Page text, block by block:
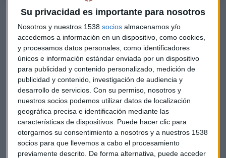
Su privacidad es importante para nosotros
Nosotros y nuestros 1538 socios almacenamos y/o
accedemos a información en un dispositivo, como cookies,
y procesamos datos personales, como identificadores
únicos e información estándar enviada por un dispositivo
para publicidad y contenido personalizado, medición de
publicidad y contenido, investigación de audiencia y
desarrollo de servicios. Con su permiso, nosotros y
nuestros socios podemos utilizar datos de localización
geográfica precisa e identificación mediante las
características de dispositivos. Puede hacer clic para
otorgarnos su consentimiento a nosotros y a nuestros 1538
socios para que llevemos a cabo el procesamiento
previamente descrito. De forma alternativa, puede acceder
Atrys Health: "El BME Growth se ha quedado estrecho para
nuestras operaciones"
HAYS: "España juega un papel determinante en la
tecnología"
Entre las primeras diez compañías en
inversión en i+d del mundo
A nivel global, lascuentas de la compañía han escalado
un 9%y el beneficio se ha mantenido estable con un ligero
descenso del 1%.